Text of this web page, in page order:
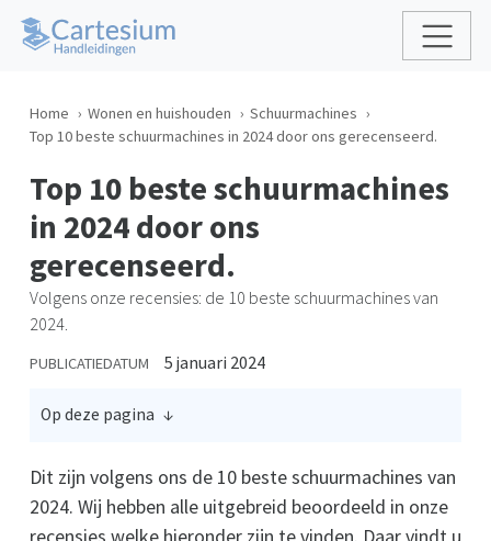
Home Wonen en huishouden
Schuurmachines
Top 10 beste schuurmachines in 2024 door ons gerecenseerd.
Top 10 beste schuurmachines
in 2024 door ons
gerecenseerd.
Volgens onze recensies: de 10 beste schuurmachines van
2024.
PUBLICATIEDATUM 5 januari 2024
Op deze pagina
Dit zijn volgens ons de 10 beste schuurmachines van
2024. Wij hebben alle uitgebreid beoordeeld in onze
recensies welke hieronder zijn te vinden. Daar vindt u